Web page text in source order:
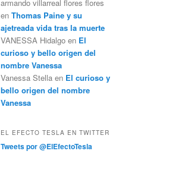
armando villarreal flores flores
en Thomas Paine y su
ajetreada vida tras la muerte
VANESSA Hidalgo en El
curioso y bello origen del
nombre Vanessa
Vanessa Stella en El curioso y
bello origen del nombre
Vanessa
EL EFECTO TESLA EN TWITTER
Tweets por @ElEfectoTesla